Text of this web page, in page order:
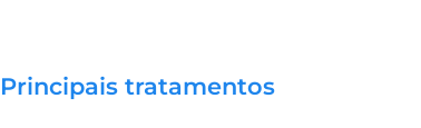
Principais tratamentos